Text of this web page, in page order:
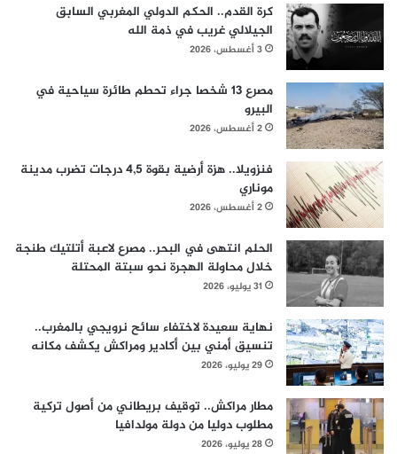
كرة القدم.. الحكم الدولي المغربي السابق
الجيلالي غريب في ذمة الله
3 أغسطس، 2026
مصرع 13 شخصا جراء تحطم طائرة سياحية في
البيرو
2 أغسطس، 2026
فنزويلا.. هزة أرضية بقوة 4,5 درجات تضرب مدينة
موناري
2 أغسطس، 2026
الحلم انتهى في البحر.. مصرع لاعبة أتلتيك طنجة
خلال محاولة الهجرة نحو سبتة المحتلة
31 يوليو، 2026
نهاية سعيدة لاختفاء سائح نرويجي بالمغرب..
تنسيق أمني بين أكادير ومراكش يكشف مكانه
29 يوليو، 2026
مطار مراكش.. توقيف بريطاني من أصول تركية
مطلوب دوليا من دولة مولدافيا
28 يوليو، 2026